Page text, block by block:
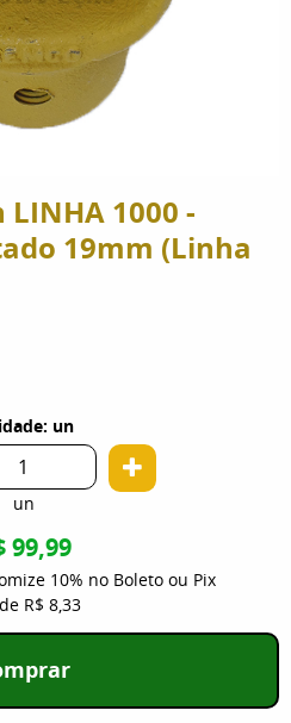
1000 -
19mm (Linha
un
un
99,99
10% no Boleto ou Pix
de R$ 8,33